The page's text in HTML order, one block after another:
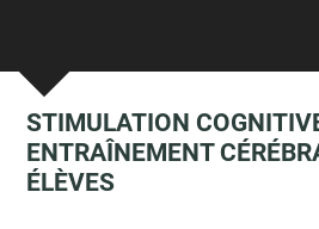
STIMULATION
ENTRAÎNEMENT
ÉLÈVES